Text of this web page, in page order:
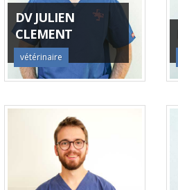
DV JULIEN
CLEMENT
vétérinaire